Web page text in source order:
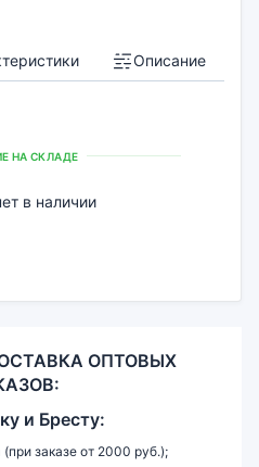
Описание
НА СКЛАДЕ
в наличии
ОПТОВЫХ
и Бресту:
заказе от 2000 руб.);